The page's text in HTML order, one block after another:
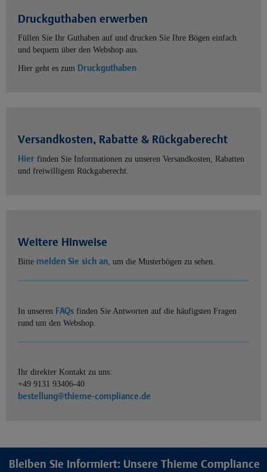
Druckguthaben erwerben
Füllen Sie Ihr Guthaben auf und drucken Sie Ihre Bögen einfach
und bequem über den Webshop aus.
Hier geht es zum Druckguthaben
Versandkosten, Rabatte & Rückgaberecht
Hier finden Sie Informationen zu unseren Versandkosten, Rabatten
und freiwilligem Rückgaberecht.
Weitere Hinweise
Bitte melden Sie sich an, um die Musterbögen zu sehen.
In unseren FAQs finden Sie Antworten auf die häufigsten Fragen
rund um den Webshop.
Ihr direkter Kontakt zu uns:
+49 9131 93406-40
bestellung@thieme-compliance.de
Bleiben Sie informiert: Unsere Thieme Compliance